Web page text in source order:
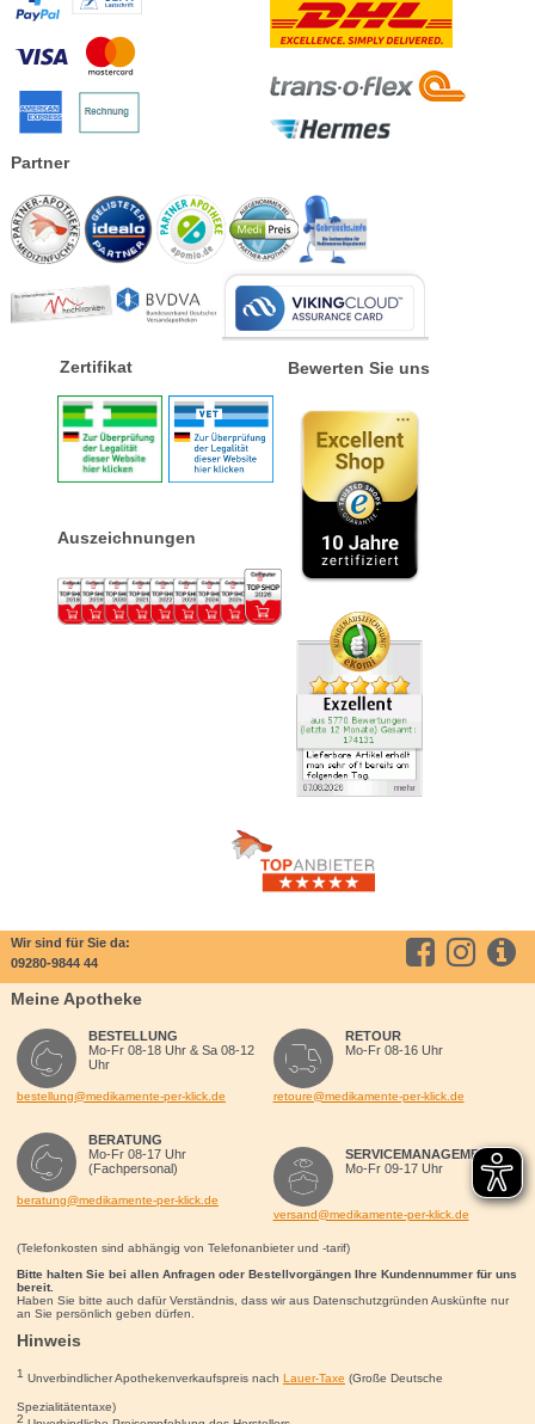
Partner
Zertifikat
Auszeichnungen
Bewerten Sie uns
Wir sind für Sie da:
09280-9844 44
Meine Apotheke
BESTELLUNG
Mo-Fr 08-18 Uhr & Sa 08-12
Uhr
bestellung@medikamente-per-klick.de
BERATUNG
Mo-Fr 08-17 Uhr
(Fachpersonal)
beratung@medikamente-per-klick.de
RETOUR
Mo-Fr 08-16 Uhr
retoure@medikamente-per-klick.de
SERVICEMANAGEMENT
Mo-Fr 09-17 Uhr
versand@medikamente-per-klick.de
(Telefonkosten sind abhängig von Telefonanbieter und -tarif)
Bitte halten Sie bei allen Anfragen oder Bestellvorgängen Ihre Kundennummer für uns
bereit.
Haben Sie bitte auch dafür Verständnis, dass wir aus Datenschutzgründen Auskünfte nur
an Sie persönlich geben dürfen.
Hinweis
1 Unverbindlicher Apothekenverkaufspreis nach Lauer-Taxe (Große Deutsche
Spezialitätentaxe)
2